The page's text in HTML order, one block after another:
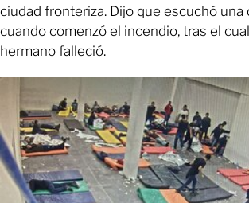
ciudad fronteriza. Dijo que escuchó una
cuando comenzó el incendio, tras el
hermano falleció.